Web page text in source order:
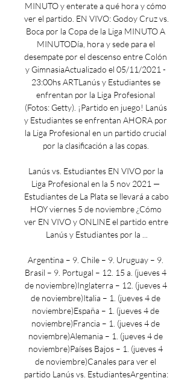
MINUTO y enterate a qué hora y cómo
ver el partido. EN VIVO: Godoy Cruz vs.
Boca por la Copa de la Liga MINUTO A
MINUTODía, hora y sede para el
desempate por el descenso entre Colón
y GimnasiaActualizado el 05/11/2021 -
23:00hs ARTLanús y Estudiantes se
enfrentan por la Liga Profesional
(Fotos: Getty). ¡Partido en juego! Lanús
y Estudiantes se enfrentan AHORA por
la Liga Profesional en un partido crucial
por la clasificación a las copas.
Lanús vs. Estudiantes EN VIVO por la
Liga Profesional en la 5 nov 2021 —
Estudiantes de La Plata se llevará a cabo
HOY viernes 5 de noviembre ¿Cómo
ver EN VIVO y ONLINE el partido entre
Lanús y Estudiantes por la ...
Argentina – 9. Chile – 9. Uruguay – 9.
Brasil – 9. Portugal – 12. 15 a. (jueves 4
de noviembre)Inglaterra – 12. (jueves 4
de noviembre)Italia – 1. (jueves 4 de
noviembre)España – 1. (jueves 4 de
noviembre)Francia – 1. (jueves 4 de
noviembre)Alemania – 1. (jueves 4 de
noviembre)Países Bajos – 1. (jueves 4
de noviembre)Canales para ver el
partido Lanús vs. EstudiantesArgentina: